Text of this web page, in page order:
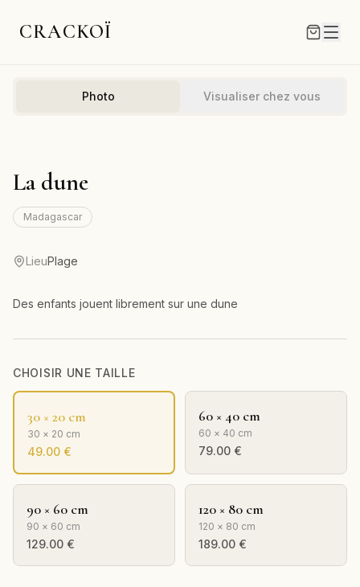
CRACKOÏ
Photo Visualiser chez vous
La dune
Madagascar
LieuPlage
Des enfants jouent librement sur une dune
CHOISIR UNE TAILLE
30 × 20 cm
30 × 20 cm
49.00 €
60 × 40 cm
60 × 40 cm
79.00 €
90 × 60 cm
90 × 60 cm
129.00 €
120 × 80 cm
120 × 80 cm
189.00 €